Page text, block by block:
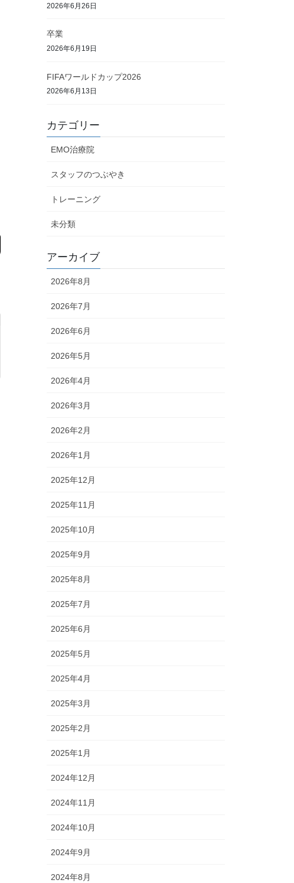
2026年6月26日
卒業
2026年6月19日
FIFAワールドカップ2026
2026年6月13日
カテゴリー
EMO治療院
スタッフのつぶやき
トレーニング
未分類
アーカイブ
2026年8月
2026年7月
2026年6月
2026年5月
2026年4月
2026年3月
2026年2月
2026年1月
2025年12月
2025年11月
2025年10月
2025年9月
2025年8月
2025年7月
2025年6月
2025年5月
2025年4月
2025年3月
2025年2月
2025年1月
2024年12月
2024年11月
2024年10月
2024年9月
2024年8月